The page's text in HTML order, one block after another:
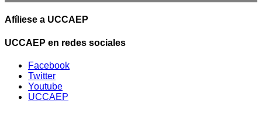
Afíliese a UCCAEP
UCCAEP en redes sociales
Facebook
Twitter
Youtube
UCCAEP